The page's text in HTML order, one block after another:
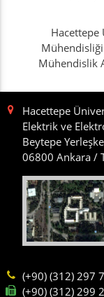
Hacettepe
Mühendislik
Hacettepe
Elektrik ve
Beytepe
06800 Ankara /
(+90) (312) 297
(+90) (312) 299